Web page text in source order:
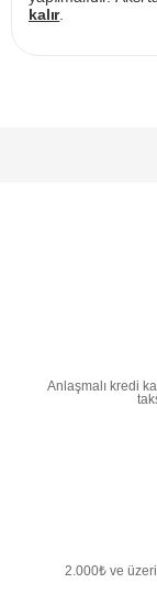
kalır.
Anlaşmalı kredi
2.000₺ ve